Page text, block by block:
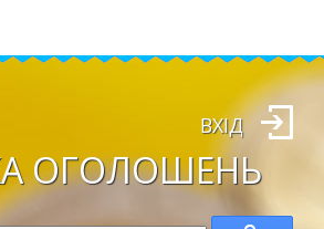
ОГОЛОШЕНЬ
ВХІД